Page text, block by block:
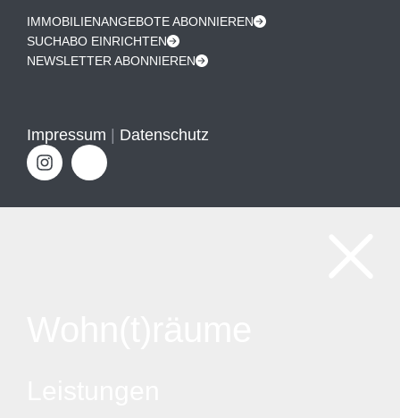
IMMOBILIENANGEBOTE ABONNIEREN
SUCHABO EINRICHTEN
NEWSLETTER ABONNIEREN
Impressum | Datenschutz